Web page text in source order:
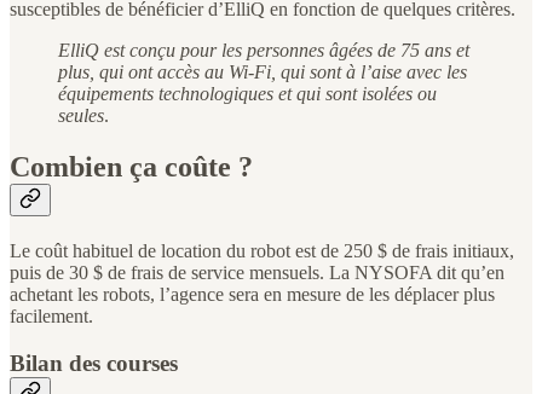
susceptibles de bénéficier d’ElliQ en fonction de quelques critères.
ElliQ est conçu pour les personnes âgées de 75 ans et
plus, qui ont accès au Wi-Fi, qui sont à l’aise avec les
équipements technologiques et qui sont isolées ou
seules.
Combien ça coûte ?
Le coût habituel de location du robot est de 250 $ de frais initiaux,
puis de 30 $ de frais de service mensuels. La NYSOFA dit qu’en
achetant les robots, l’agence sera en mesure de les déplacer plus
facilement.
Bilan des courses